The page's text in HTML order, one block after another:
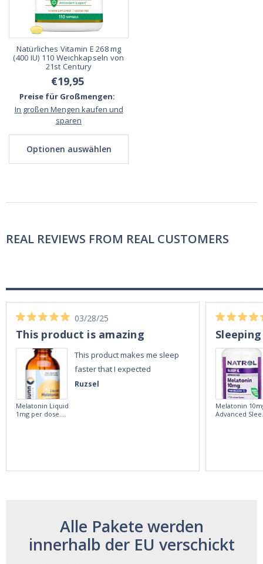
Natürliches Vitamin E 268 mg
(400 IU) 110 Weichkapseln von
21st Century
€19,95
Preise für Großmengen:
In großen Mengen kaufen und
sparen
Optionen auswählen
REAL REVIEWS FROM REAL CUSTOMERS
Ruzsel
03/28/25
This product is amazing
This product makes me sleep
faster that I expected
Melatonin Liquid
1mg per dose.
Melatonin
Advanced
Alle Pakete werden
innerhalb der EU verschickt